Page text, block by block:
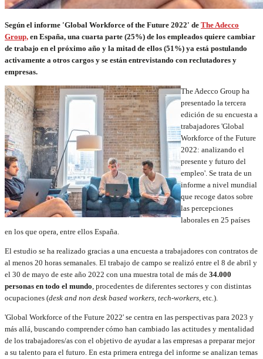
Según el informe 'Global Workforce of the Future 2022' de The Adecco
Group, en España, una cuarta parte (25%) de los empleados quiere cambiar
de trabajo en el próximo año y la mitad de ellos (51%) ya está postulando
activamente a otros cargos y se están entrevistando con reclutadores y
empresas.
The Adecco Group ha
presentado la tercera
edición de su encuesta a
trabajadores 'Global
Workforce of the Future
2022: analizando el
presente y futuro del
empleo'. Se trata de un
informe a nivel mundial
que recoge datos sobre
las percepciones
laborales en 25 países
en los que opera, entre ellos España.
El estudio se ha realizado gracias a una encuesta a trabajadores con contratos de
al menos 20 horas semanales. El trabajo de campo se realizó entre el 8 de abril y
el 30 de mayo de este año 2022 con una muestra total de más de 34.000
personas en todo el mundo, procedentes de diferentes sectores y con distintas
ocupaciones (desk and non desk based workers, tech-workers, etc.).
'Global Workforce of the Future 2022' se centra en las perspectivas para 2023 y
más allá, buscando comprender cómo han cambiado las actitudes y mentalidad
de los trabajadores/as con el objetivo de ayudar a las empresas a preparar mejor
a su talento para el futuro. En esta primera entrega del informe se analizan temas